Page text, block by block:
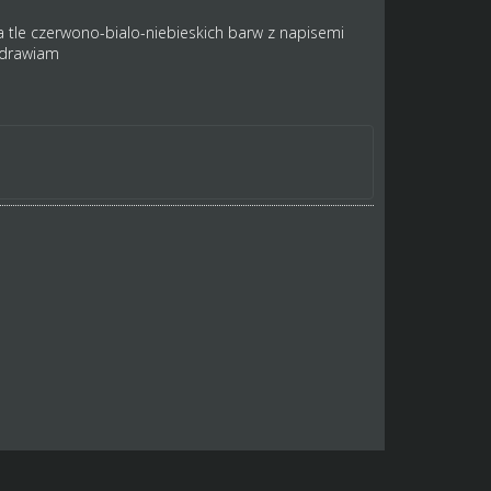
tle czerwono-bialo-niebieskich barw z napisemi